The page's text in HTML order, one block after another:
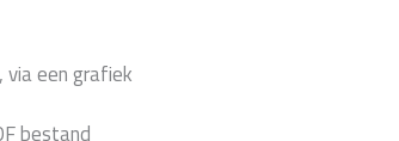
via een grafiek
bestand